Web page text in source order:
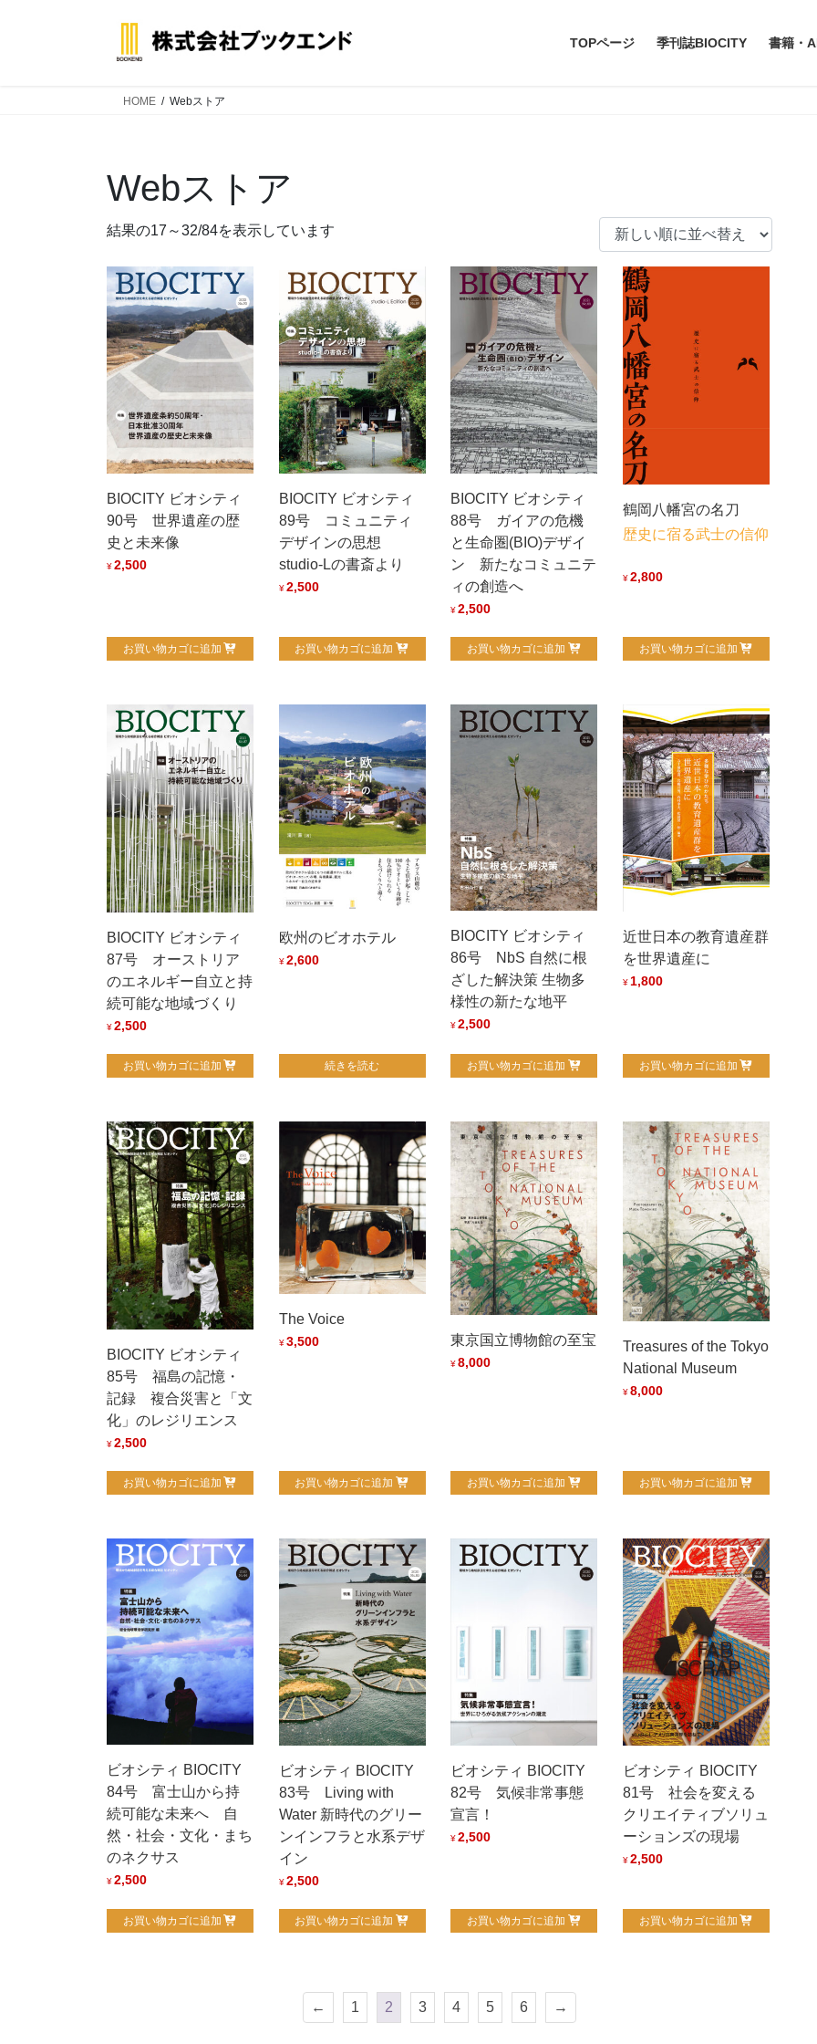
TOPページ 季刊誌BIOCITY 書籍・
HOME Webストア
Webストア
結果の17～32/84を表示しています
い
順
BIOCITY ビオシティ
90号 世界遺産の歴
史と未来像
¥2,500
お買い物カゴに追加
BIOCITY ビオシティ
89号 コミュニティ
デザインの思想
studio-Lの書斎より
¥ 2,500
お買い物カゴに追加
BIOCITY ビオシティ
88号 ガイアの危機
と生命圏(BIO)デザイ
ン 新たなコミュニテ
ィの創造へ
¥ 2,500
お買い物カゴに追加
鶴岡八幡宮の名刀
歴史に宿る武士の信仰
¥2,800
お買い物カゴに追加
BIOCITY ビオシティ
87号 オーストリア
のエネルギー自立と持
続可能な地域づくり
¥2,500
お買い物カゴに追加
欧州のビオホテル
¥ 2,600
続きを読む
BIOCITY ビオシティ
86号 NbS 自然に根
ざした解決策 生物多
様性の新たな地平
¥ 2,500
お買い物カゴに追加
近世日本の教育遺産群
を世界遺産に
¥ 1,800
お買い物カゴに追加
BIOCITY ビオシティ
85号 福島の記憶・
記録 複合災害と「文
化」のレジリエンス
¥2,500
お買い物カゴに追加
The Voice
¥ 3,500
お買い物カゴに追加
東京国立博物館の至宝
¥ 8,000
お買い物カゴに追加
Treasures of the Tokyo
National Museum
¥8,000
お買い物カゴに追加
ビオシティ BIOCITY
84号 富士山から持
続可能な未来へ 自
然・社会・文化・まち
のネクサス
¥2,500
お買い物カゴに追加
ビオシティ BIOCITY
83号 Living with
Water 新時代のグリー
ンインフラと水系デザ
イン
¥ 2,500
お買い物カゴに追加
ビオシティ BIOCITY
82号 気候非常事態
宣言！
¥ 2,500
お買い物カゴに追加
ビオシティ BIOCITY
81号 社会を変える
クリエイティブソリュ
ーションズの現場
¥2,500
お買い物カゴに追加
← 1 2 3 4 5 6 →